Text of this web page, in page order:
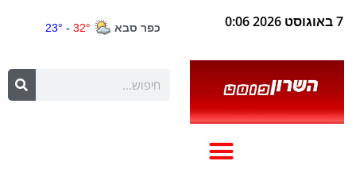
7 באוגוסט 2026 0:06